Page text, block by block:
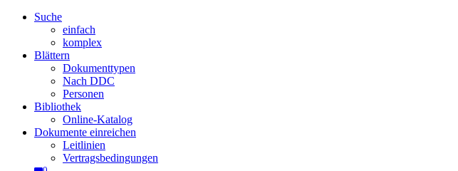
Suche
einfach
komplex
Blättern
Dokumenttypen
Nach DDC
Personen
Bibliothek
Online-Katalog
Dokumente einreichen
Leitlinien
Vertragsbedingungen